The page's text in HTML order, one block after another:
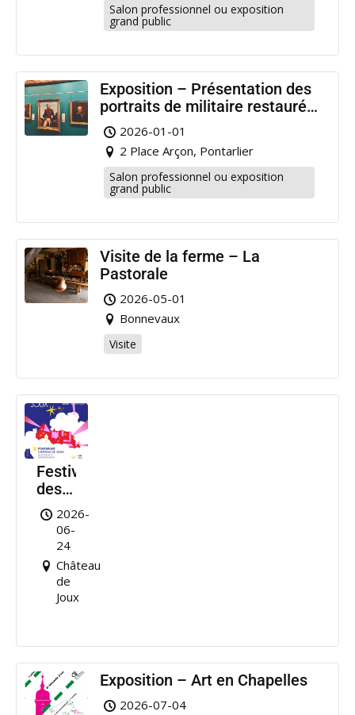
Salon professionnel ou exposition
grand public
Exposition – Présentation des
portraits de militaire restaurés
à Pontarlier
2026-01-01
2 Place Arçon, Pontarlier
Salon professionnel ou exposition
grand public
Visite de la ferme – La
Pastorale
2026-05-01
Bonnevaux
Visite
Festival
des
Nuits
de
Joux
2026-
06-
24
Château
de
Joux
Exposition – Art en Chapelles
2026-07-04